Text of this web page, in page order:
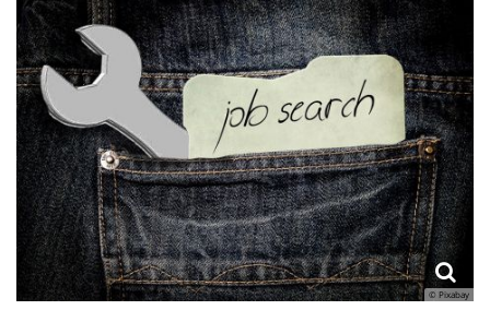
© Pixabay